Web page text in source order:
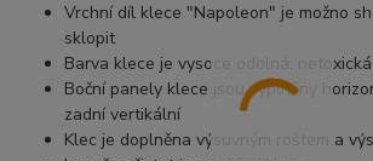
Vrchní díl klece "Napoleon" je možno
sklopit
Barva klece je vysoce odolná, netoxická
Boční panely klece jsou vyplněny
zadní vertikální
Klec je doplněna výsuvným roštem a